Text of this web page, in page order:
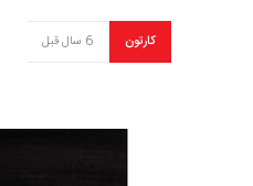
کارتون 6 سال قبل